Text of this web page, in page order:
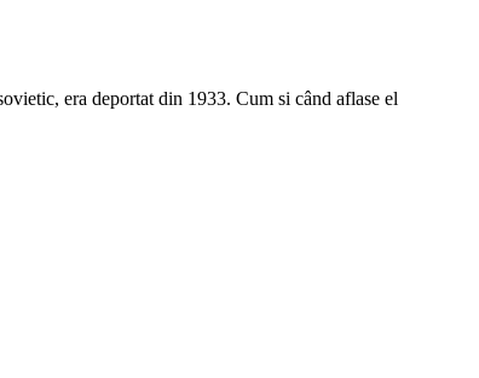
era deportat din 1933. Cum si când aflase el